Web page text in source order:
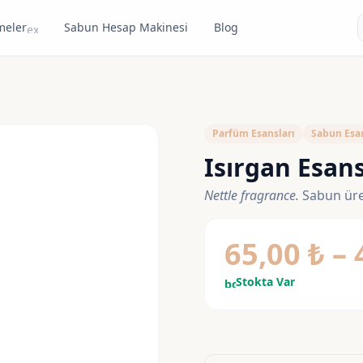
expand_moreSabun Hesap Makinesi Blog
Parfüm Esansları Sabun
Isırgan
Nettle fragrance. Sabun
65,00 ₺ –
boltStokta Var